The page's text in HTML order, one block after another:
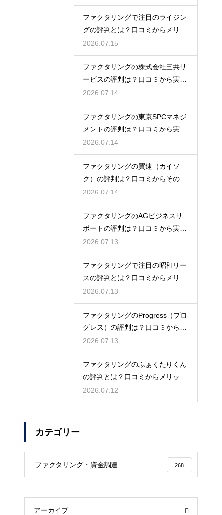
ファクタリングで注目のライジン
グの評判とは？口コミからメリッ
トを徹底解説
2026.07.15
ファクタリングの株式会社三共サ
ービスの評判は？口コミから実態
を徹底解説
2026.07.14
ファクタリングの東京SPCマネジ
メントの評判は？口コミから実態
を徹底解説
2026.07.14
ファクタリングの買速（カイソ
ク）の評判は？口コミからその実
態を徹底解説
2026.07.14
ファクタリングのAGビジネスサ
ポートの評判は？口コミから実態
を徹底解説
2026.07.13
ファクタリングで注目の昭和リー
スの評判とは？口コミからメリッ
トを徹底解説
2026.07.13
ファクタリングのProgress（プロ
グレス）の評判は？口コミから検
証
2026.07.13
ファクタリングのふぁくたりくん
の評判とは？口コミからメリット
を徹底解説
2026.07.12
カテゴリー
ファクタリング・資金調達 268
アーカイブ